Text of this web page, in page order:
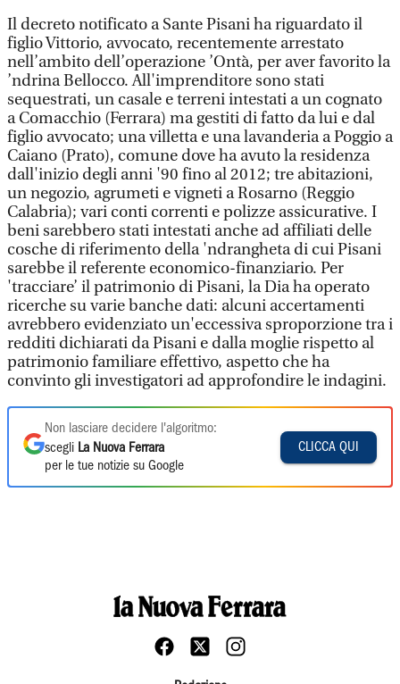
Il decreto notificato a Sante Pisani ha riguardato il
figlio Vittorio, avvocato, recentemente arrestato
nell’ambito dell’operazione ’Ontà, per aver favorito la
’ndrina Bellocco. All'imprenditore sono stati
sequestrati, un casale e terreni intestati a un cognato
a Comacchio (Ferrara) ma gestiti di fatto da lui e dal
figlio avvocato; una villetta e una lavanderia a Poggio a
Caiano (Prato), comune dove ha avuto la residenza
dall'inizio degli anni '90 fino al 2012; tre abitazioni,
un negozio, agrumeti e vigneti a Rosarno (Reggio
Calabria); vari conti correnti e polizze assicurative. I
beni sarebbero stati intestati anche ad affiliati delle
cosche di riferimento della 'ndrangheta di cui Pisani
sarebbe il referente economico-finanziario. Per
'tracciare’ il patrimonio di Pisani, la Dia ha operato
ricerche su varie banche dati: alcuni accertamenti
avrebbero evidenziato un'eccessiva sproporzione tra i
redditi dichiarati da Pisani e dalla moglie rispetto al
patrimonio familiare effettivo, aspetto che ha
convinto gli investigatori ad approfondire le indagini.
Non lasciare decidere l'algoritmo:
scegli La Nuova Ferrara
per le tue notizie su Google
CLICCA QUI